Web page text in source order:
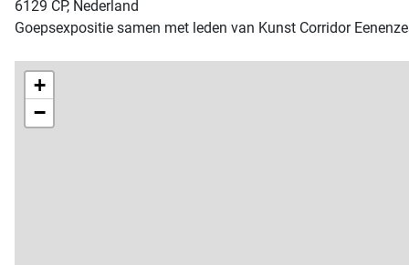
6129 CP, Nederland
Goepsexpositie samen met leden van Kunst Corridor
+
−